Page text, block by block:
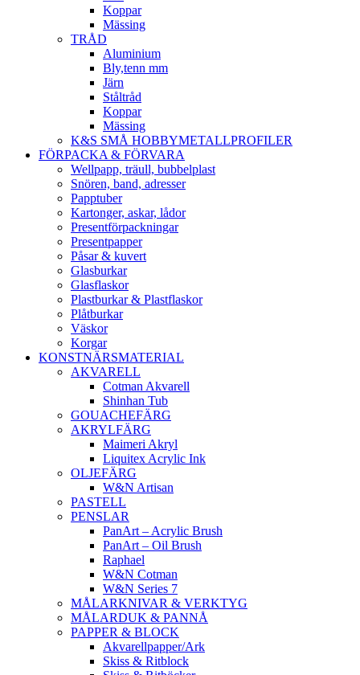
Koppar
Mässing
TRÅD
Aluminium
Bly,tenn mm
Järn
Ståltråd
Koppar
Mässing
K&S SMÅ HOBBYMETALLPROFILER
FÖRPACKA & FÖRVARA
Wellpapp, träull, bubbelplast
Snören, band, adresser
Papptuber
Kartonger, askar, lådor
Presentförpackningar
Presentpapper
Påsar & kuvert
Glasburkar
Glasflaskor
Plastburkar & Plastflaskor
Plåtburkar
Väskor
Korgar
KONSTNÄRSMATERIAL
AKVARELL
Cotman Akvarell
Shinhan Tub
GOUACHEFÄRG
AKRYLFÄRG
Maimeri Akryl
Liquitex Acrylic Ink
OLJEFÄRG
W&N Artisan
PASTELL
PENSLAR
PanArt – Acrylic Brush
PanArt – Oil Brush
Raphael
W&N Cotman
W&N Series 7
MÅLARKNIVAR & VERKTYG
MÅLARDUK & PANNÅ
PAPPER & BLOCK
Akvarellpapper/Ark
Skiss & Ritblock